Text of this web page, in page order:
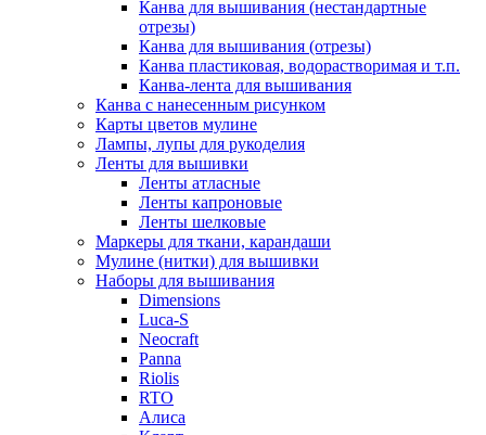
Канва для вышивания (нестандартные
отрезы)
Канва для вышивания (отрезы)
Канва пластиковая, водорастворимая и т.п.
Канва-лента для вышивания
Канва с нанесенным рисунком
Карты цветов мулине
Лампы, лупы для рукоделия
Ленты для вышивки
Ленты атласные
Ленты капроновые
Ленты шелковые
Маркеры для ткани, карандаши
Мулине (нитки) для вышивки
Наборы для вышивания
Dimensions
Luca-S
Neocraft
Panna
Riolis
RTO
Алиса